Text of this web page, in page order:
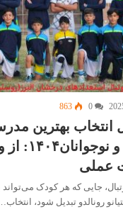
863
انتخاب بهترین
برای
عملی
جایی که هر کودک می‌تواند
رونالدو تبدیل شود،